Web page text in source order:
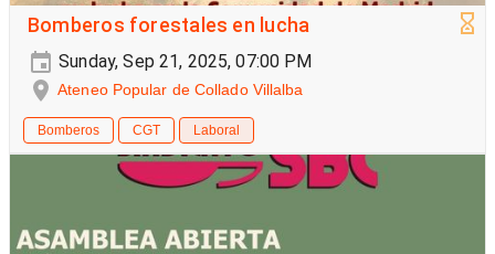
Bomberos forestales en lucha
Sunday, Sep 21, 2025, 07:00 PM
Ateneo Popular de Collado Villalba
Bomberos CGT Laboral